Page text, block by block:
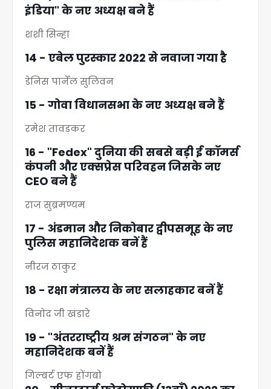
इंडिया" के नए अध्यक्ष बने हैं
शशी सिन्हा
14 - एबेल पुरस्कार 2022 से नवाजा गया है
डेनिस पार्नेल सुलिवन
15 - गोवा विधानसभा के नए अध्यक्ष बने हैं
रमेश तावड़कर
16 - "Fedex" दुनिया की सबसे बड़ी ई काॅमर्स
कंपनी और एक्सप्रेस परिवहन जिसके नए
CEO बने हैं
राज सुब्रमण्यम
17 - अंडमान और निकोबार द्वीपसमूह के नए
पुलिस महानिदेशक बनें हैं
नीरज ठाकुर
18 - रक्षा मंत्रालय के नए सलाहकार बनें हैं
विनोद जी खंडारे
19 - "अंतरराष्ट्रीय श्रम संगठन" के नए
महानिदेशक बनें हैं
गिल्बर्ट एफ होंगबो